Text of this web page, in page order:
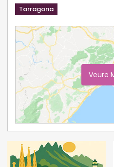
Tarragona
Veure